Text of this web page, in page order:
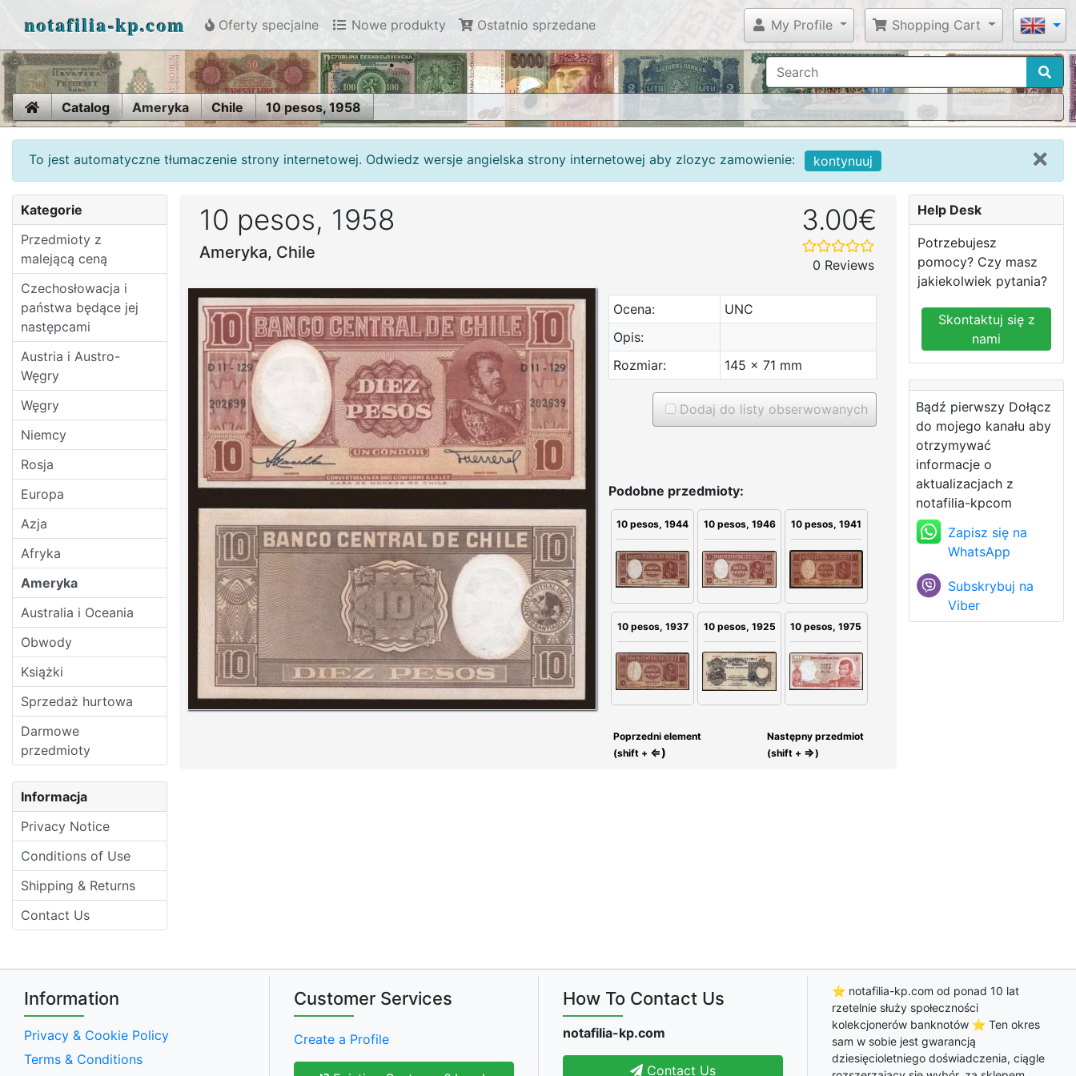
notafilia-kp.com Oferty specjalne Nowe produkty Ostatnio sprzedane My Profile Shopping Cart
HomeCatalog Ameryka Chile 10 pesos, 1958
To jest automatyczne tłumaczenie strony internetowej. Odwiedz wersje angielska strony internetowej aby zlozyc zamowienie: kontynuuj
Kategorie
Przedmioty z
malejącą ceną
Czechosłowacja i
państwa będące jej
następcami
Austria i Austro-
Węgry
Węgry
Niemcy
Rosja
Europa
Azja
Afryka
Ameryka
Australia i Oceania
Obwody
Książki
Sprzedaż hurtowa
Darmowe
przedmioty
Informacja
Privacy Notice
Conditions of Use
Shipping & Returns
Contact Us
10 pesos, 1958
Ameryka, Chile
3.00€
0 Reviews
Ocena:
UNC
Opis:
Rozmiar:
145 x 71 mm
Dodaj do listy obserwowanych
Podobne przedmioty:
10 pesos, 1944 10 pesos, 1946 10 pesos, 1941
10 pesos, 1937 10 pesos, 1925 10 pesos, 1975
Poprzedni element
(shift + ⇐)
Następny przedmiot
(shift + ⇒)
Help Desk
Potrzebujesz
pomocy? Czy masz
jakiekolwiek pytania?
Skontaktuj się z
nami
Bądź pierwszy Dołącz
do mojego kanału aby
otrzymywać
informacje o
aktualizacjach z
notafilia-kpcom
Zapisz się na
WhatsApp
Subskrybuj na
Viber
Information
Privacy & Cookie Policy
Terms & Conditions
Customer Services
Create a Profile
How To Contact Us
notafilia-kp.com
Contact Us
⭐ notafilia-kp.com od ponad 10 lat
rzetelnie służy społeczności
kolekcjonerów banknotów ⭐ Ten okres
sam w sobie jest gwarancją
dziesięcioletniego doświadczenia, ciągle